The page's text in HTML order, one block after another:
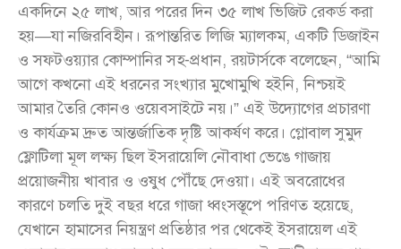
একদিনে ২৫ লাখ, আর পরের দিন ৩৫ লাখ ভিজিট রেকর্ড করা
হয়—যা নজিরবিহীন। রূপান্তরিত লিজি ম্যালকম, একটি ডিজাইন
ও সফটওয়্যার কোম্পানির সহ-প্রধান, রয়টার্সকে বলেছেন, “আমি
আগে কখনো এই ধরনের সংখ্যার মুখোমুখি হইনি, নিশ্চয়ই
আমার তৈরি কোনও ওয়েবসাইটে নয়।” এই উদ্যোগের প্রচারণা
ও কার্যক্রম দ্রুত আন্তর্জাতিক দৃষ্টি আকর্ষণ করে। গ্লোবাল সুমুদ
ফ্লোটিলা মূল লক্ষ্য ছিল ইসরায়েলি নৌবাধা ভেঙে গাজায়
প্রয়োজনীয় খাবার ও ওষুধ পৌঁছে দেওয়া। এই অবরোধের
কারণে চলতি দুই বছর ধরে গাজা ধ্বংসস্তূপে পরিণত হয়েছে,
যেখানে হামাসের নিয়ন্ত্রণ প্রতিষ্ঠার পর থেকেই ইসরায়েল এই